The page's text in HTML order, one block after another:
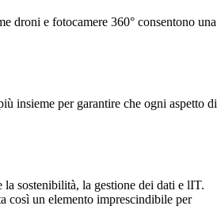
droni e fotocamere 360° consentono una
insieme per garantire che ogni aspetto di
sostenibilità, la gestione dei dati e lIT.
così un elemento imprescindibile per